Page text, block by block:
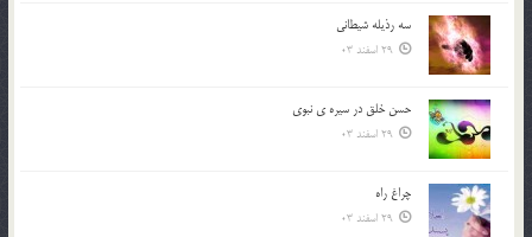
سه رذیله شیطانی
29 اسفند 03
حسن خلق در سيره ي نبوي
29 اسفند 03
چراغ راه
29 اسفند 03